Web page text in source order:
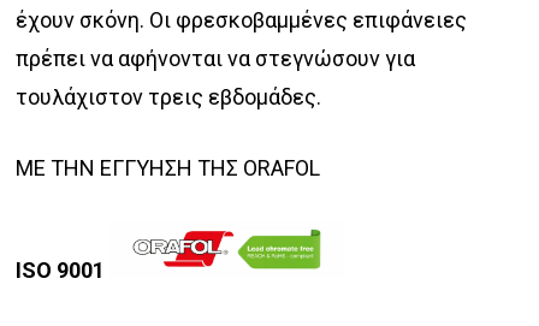
έχουν σκόνη. Οι φρεσκοβαμμένες επιφάνειες
πρέπει να αφήνονται να στεγνώσουν για
τουλάχιστον τρεις εβδομάδες.
ΜΕ ΤΗΝ ΕΓΓΥΗΣΗ ΤΗΣ ORAFOL
ISO 9001